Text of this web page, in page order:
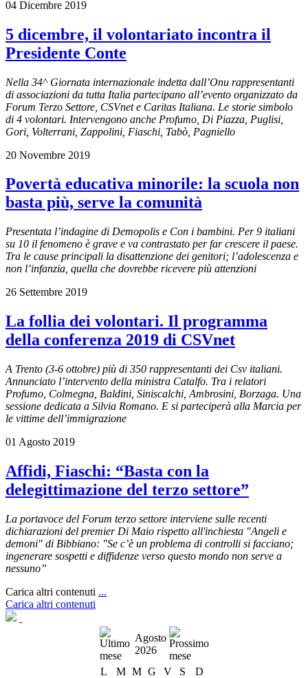
04 Dicembre 2019
5 dicembre, il volontariato incontra il
Presidente Conte
Nella 34^ Giornata internazionale indetta dall’Onu rappresentanti
di associazioni da tutta Italia partecipano all’evento organizzato da
Forum Terzo Settore, CSVnet e Caritas Italiana. Le storie simbolo
di 4 volontari. Intervengono anche Profumo, Di Piazza, Puglisi,
Gori, Volterrani, Zappolini, Fiaschi, Tabò, Pagniello
20 Novembre 2019
Povertà educativa minorile: la scuola non
basta più, serve la comunità
Presentata l’indagine di Demopolis e Con i bambini. Per 9 italiani
su 10 il fenomeno è grave e va contrastato per far crescere il paese.
Tra le cause principali la disattenzione dei genitori; l’adolescenza e
non l’infanzia, quella che dovrebbe ricevere più attenzioni
26 Settembre 2019
La follia dei volontari. Il programma
della conferenza 2019 di CSVnet
A Trento (3-6 ottobre) più di 350 rappresentanti dei Csv italiani.
Annunciato l’intervento della ministra Catalfo. Tra i relatori
Profumo, Colmegna, Baldini, Siniscalchi, Ambrosini, Borzaga. Una
sessione dedicata a Silvia Romano. E si parteciperà alla Marcia per
le vittime dell’immigrazione
01 Agosto 2019
Affidi, Fiaschi: “Basta con la
delegittimazione del terzo settore”
La portavoce del Forum terzo settore interviene sulle recenti
dichiarazioni del premier Di Maio rispetto all'inchiesta "Angeli e
demoni" di Bibbiano: "Se c’è un problema di controlli si facciano;
ingenerare sospetti e diffidenze verso questo mondo non serve a
nessuno”
Carica altri contenuti ...
Carica altri contenuti
Agosto
2026
L
M M G V S
D